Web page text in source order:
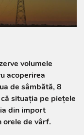
volumele
acoperirea
de sâmbătă, 8
situația pe piețele
din import
orele de vârf.